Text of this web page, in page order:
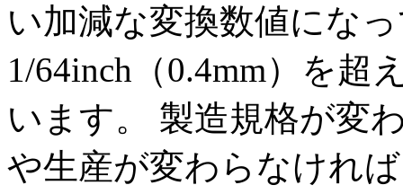
い加減な変換数値にな
1/64inch（0.4mm）を超
います。 製造規格が変
や生産が変わらなけれ